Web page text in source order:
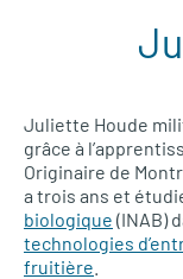
Juliette Houde
grâce à
Originaire de
a trois ans et
biologique (INAB)
technologies
fruitière